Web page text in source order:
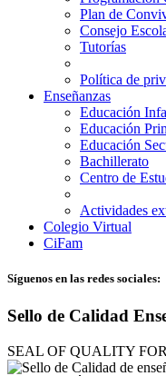
Plan de
Consejo
Tutorías
Política de
Enseñanzas
Educación
Educación
Educación
Bachillerato
Centro de
Actividades
Colegio Virtual
CiFam
Síguenos en las redes sociales:
Sello de Calidad
SEAL OF QUALITY